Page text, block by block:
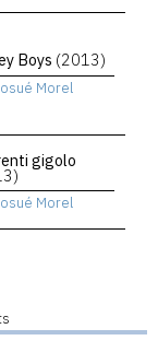
Boys (2013)
Morel
gigolo
Morel